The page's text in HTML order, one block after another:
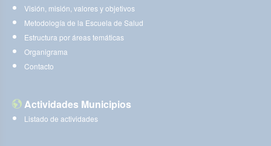
Visión, misión, valores y objetivos
Metodología de la Escuela de Salud
Estructura por áreas temáticas
Organigrama
Contacto
Actividades Municipios
Listado de actividades